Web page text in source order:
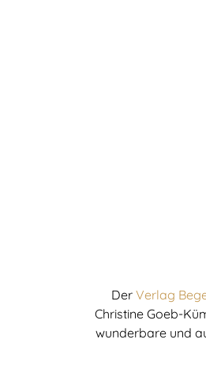
Der Verlag
Christine Goeb-
wunderbare und